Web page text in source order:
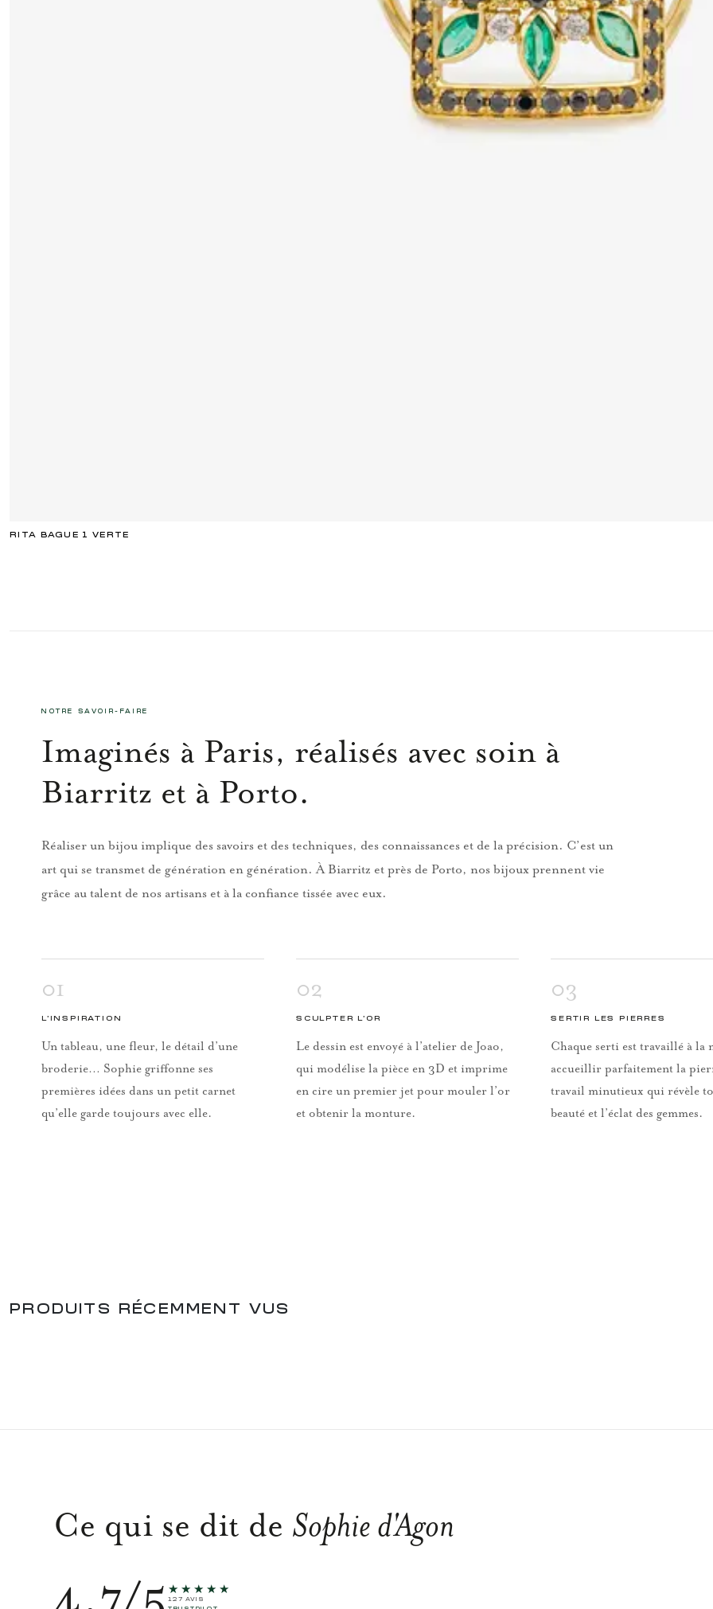
RITA BAGUE 1 VERTE
NOTRE SAVOIR-FAIRE
Imaginés à Paris, réalisés avec soin à
Biarritz et à Porto.
Réaliser un bijou implique des savoirs et des techniques, des connaissances et de la précision. C’est un
art qui se transmet de génération en génération. À Biarritz et près de Porto, nos bijoux prennent vie
grâce au talent de nos artisans et à la confiance tissée avec eux.
01
L’INSPIRATION
Un tableau, une fleur, le détail d’une
broderie… Sophie griffonne ses
premières idées dans un petit carnet
qu’elle garde toujours avec elle.
02
SCULPTER L’OR
Le dessin est envoyé à l’atelier de Joao,
qui modélise la pièce en 3D et imprime
en cire un premier jet pour mouler l’or
et obtenir la monture.
03
SERTIR LES PIERRES
Chaque serti est travaillé à la
accueillir parfaitement la
travail minutieux qui révèle
beauté et l’éclat des gemmes.
PRODUITS RÉCEMMENT VUS
Ce qui se dit de Sophie d'Agon
★★★★★
127 AVIS